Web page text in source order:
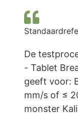
De
- Tablet
geeft voor:
mm/s of ≤
monster